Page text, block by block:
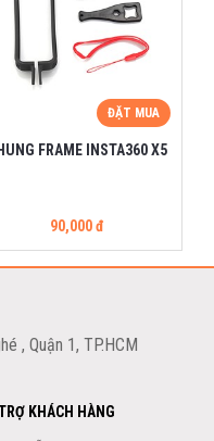
ĐẶT MUA
FRAME INSTA360 X5
90,000 đ
, Quận 1, TP.HCM
KHÁCH HÀNG